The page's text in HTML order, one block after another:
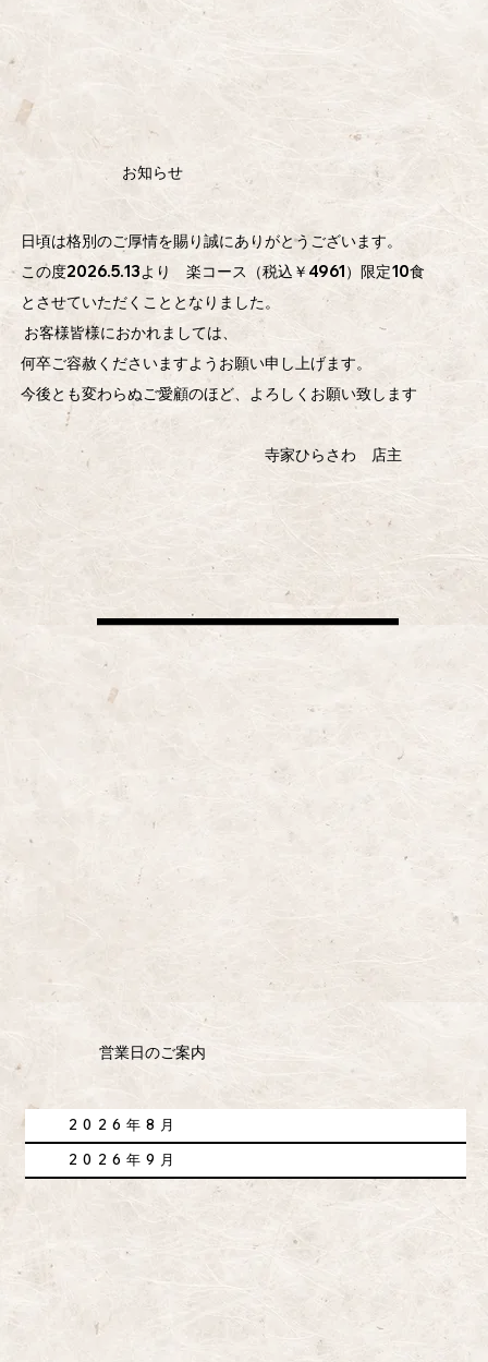
​お知らせ
​日頃は格別のご厚情を賜り誠にありがとうございます。
この度2026.5.13より 楽コース（税込￥4961）限定10食
とさせていただくこととなりました。
お客様皆様におかれましては、
何卒ご容赦くださいますようお願い申し上げます。
今後とも変わらぬご愛顧のほど、よろしくお願い致します
​ 寺家ひらさわ 店主
​営業日のご案内
2026年8月
2026年9月